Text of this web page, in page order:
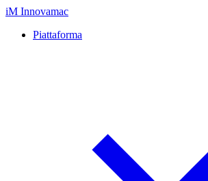
iM Innovamac
Piattaforma